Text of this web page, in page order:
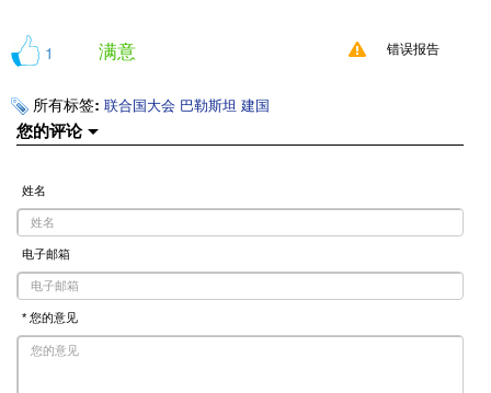
1 满意 错误报告
所有标签: 联合国大会 巴勒斯坦 建国
您的评论
姓名
电子邮箱
* 您的意见